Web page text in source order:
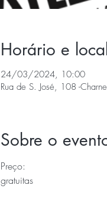
Horário e local
24/03/2024, 10:00
Rua de S. José, 108 -
Sobre o
Preço:
gratuitas